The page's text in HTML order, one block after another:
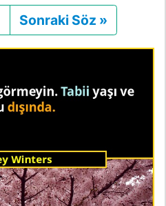
Önceki
Sonraki Söz »